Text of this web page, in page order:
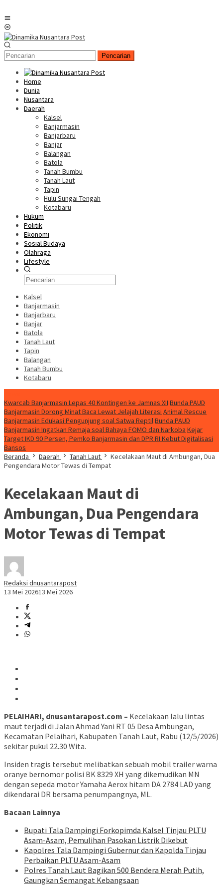
Pencarian
Home
Dunia
Nusantara
Daerah
Kalsel
Banjarmasin
Banjarbaru
Banjar
Balangan
Batola
Tanah Bumbu
Tanah Laut
Tapin
Hulu Sungai Tengah
Kotabaru
Hukum
Politik
Ekonomi
Sosial Budaya
Olahraga
Lifestyle
Kalsel
Banjarmasin
Banjarbaru
Banjar
Batola
Tanah Laut
Tapin
Balangan
Tanah Bumbu
Kotabaru
Kwarcab Banjarmasin Lepas 40 Kontingen ke Jamnas XII Bunda PAUD
Banjarmasin Dorong Minat Baca Lewat Jelajah Literasi Animal Rescue
Banjarmasin Edukasi Pengunjung soal Satwa ReptilBunda PAUD
Banjarmasin Ingatkan Remaja soal Bahaya FOMO dan Narkoba Kejar
Target IKD 90 Persen, Pemko Banjarmasin dan DPR RI Kebut Digitalisasi
Bansos
Beranda
Daerah Tanah Laut
Kecelakaan Maut di Ambungan, Dua
Pengendara Motor Tewas di Tempat
Kecelakaan Maut di
Ambungan, Dua Pengendara
Motor Tewas di Tempat
Redaksi dnusantarapost
13 Mei 202613 Mei 2026
PELAIHARI, dnusantarapost.com – Kecelakaan lalu lintas
maut terjadi di Jalan Ahmad Yani RT 05 Desa Ambungan,
Kecamatan Pelaihari, Kabupaten Tanah Laut, Rabu (12/5/2026)
sekitar pukul 22.30 Wita.
Insiden tragis tersebut melibatkan sebuah mobil trailer warna
oranye bernomor polisi BK 8329 XH yang dikemudikan MN
dengan sepeda motor Yamaha Aerox hitam DA 2784 LAD yang
dikendarai DR bersama penumpangnya, ML.
Bacaan Lainnya
Bupati Tala Dampingi Forkopimda Kalsel Tinjau PLTU
Asam-Asam, Pemulihan Pasokan Listrik Dikebut
Kapolres Tala Dampingi Gubernur dan Kapolda Tinjau
Perbaikan PLTU Asam-Asam
Polres Tanah Laut Bagikan 500 Bendera Merah Putih,
Gaungkan Semangat Kebangsaan